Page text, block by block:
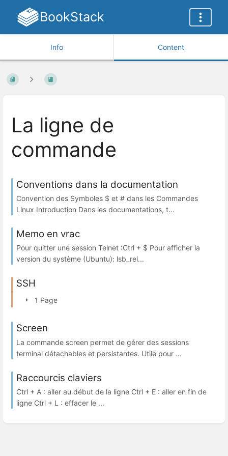
BookStack
Info Content
La ligne de
commande
Conventions dans la documentation
Convention des Symboles $ et # dans les Commandes
Linux Introduction Dans les documentations, t...
Memo en vrac
Pour quitter une session Telnet :Ctrl + $ Pour afficher la
version du système (Ubuntu): lsb_rel...
SSH
1 Page
Screen
La commande screen permet de gérer des sessions
terminal détachables et persistantes. Utile pour ...
Raccourcis claviers
Ctrl + A : aller au début de la ligne Ctrl + E : aller en fin de
ligne Ctrl + L : effacer le ...